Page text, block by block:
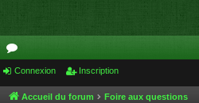
or
u
Connexion Inscription
Accueil du forum Foire aux questions